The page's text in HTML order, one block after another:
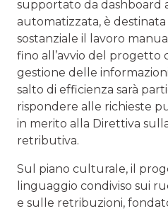
supportato da dashboard
automatizzata, è
sostanziale il lavoro
fino all’avvio del progetto
gestione delle
salto di efficienza sarà
rispondere alle richieste
in merito alla Direttiva
retributiva.
Sul piano culturale, il
linguaggio condiviso sui
e sulle retribuzioni,